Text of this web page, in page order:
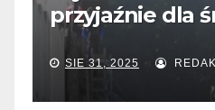
przyjaźnie dla
SIE 31, 2025